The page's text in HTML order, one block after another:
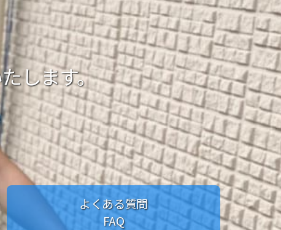
します。
よくある質問
FAQ